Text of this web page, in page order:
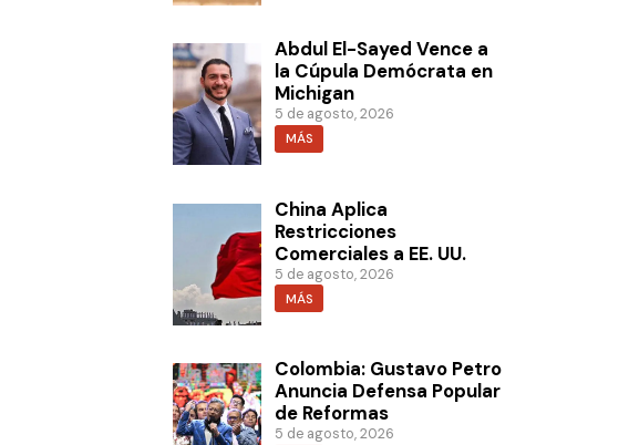
Abdul El-Sayed Vence a
la Cúpula Demócrata en
Michigan
5 de agosto, 2026
MÁS
China Aplica
Restricciones
Comerciales a EE. UU.
5 de agosto, 2026
MÁS
Colombia: Gustavo Petro
Anuncia Defensa Popular
de Reformas
5 de agosto, 2026